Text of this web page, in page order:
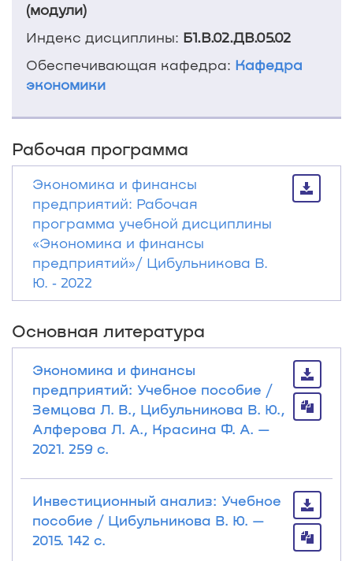
(модули)
Индекс дисциплины: Б1.В.02.ДВ.05.02
Обеспечивающая кафедра: Кафедра
экономики
Рабочая программа
Экономика и финансы
предприятий: Рабочая
программа учебной дисциплины
«Экономика и финансы
предприятий»/ Цибульникова В.
Ю. ‐ 2022
Основная литература
Экономика и финансы
предприятий: Учебное пособие /
Земцова Л. В., Цибульникова В. Ю.,
Алферова Л. А., Красина Ф. А. —
2021. 259 с.
Инвестиционный анализ: Учебное
пособие / Цибульникова В. Ю. —
2015. 142 с.